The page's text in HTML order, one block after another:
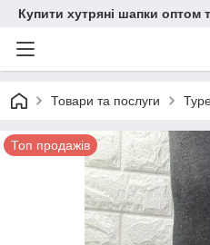
Купити хутряні шапки оптом
Товари та послуги
Топ продажів